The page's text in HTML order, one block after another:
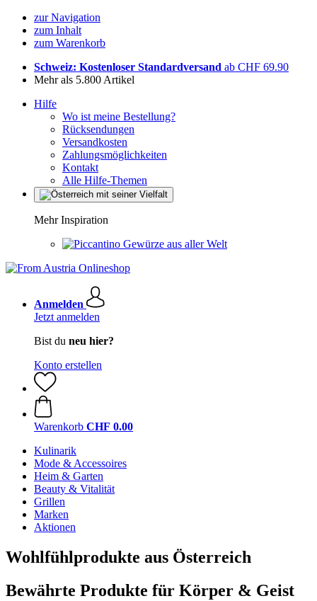
zur Navigation
zum Inhalt
zum Warenkorb
Schweiz: Kostenloser Standardversand ab CHF 69.90
Mehr als 5.800 Artikel
Hilfe
Wo ist meine Bestellung?
Rücksendungen
Versandkosten
Zahlungsmöglichkeiten
Kontakt
Alle Hilfe-Themen
Mehr Inspiration
Gewürze aus aller Welt
Anmelden
Jetzt anmelden
Bist du neu hier?
Konto erstellen
Warenkorb CHF 0.00
Kulinarik
Mode & Accessoires
Heim & Garten
Beauty & Vitalität
Grillen
Marken
Aktionen
Wohlfühlprodukte aus Österreich
Bewährte Produkte für Körper & Geist